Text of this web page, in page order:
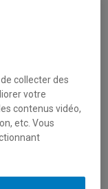
W. Scott
collecter des
votre
contenus vidéo,
etc. Vous